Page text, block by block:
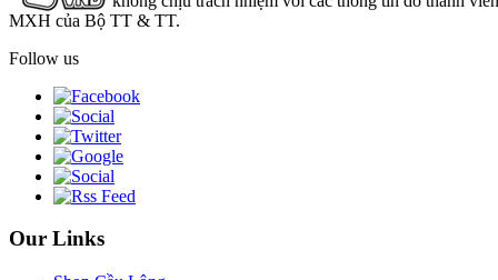
MXH của Bộ TT & TT.
Follow us
Our Links